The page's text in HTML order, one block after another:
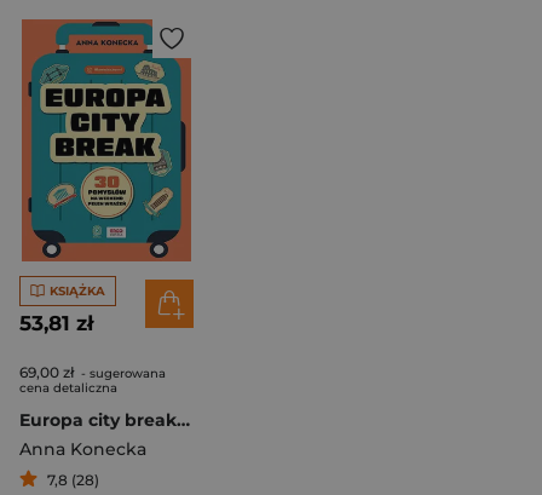
KSIĄŻKA
53,81 zł
69,00 zł - sugerowana
cena detaliczna
Europa city break. 30 pomysłów na weekend pełen wrażeń
Anna Konecka
7,8 (28)